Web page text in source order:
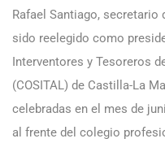
Rafael Santiago,
sido reelegido como
Interventores y Tesoreros
(COSITAL) de Castilla-La
celebradas en el mes de
al frente del colegio